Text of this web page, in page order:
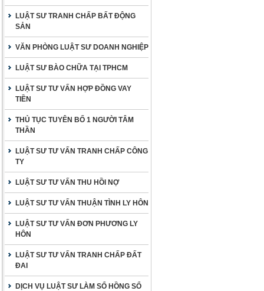
LUẬT SƯ TRANH CHẤP BẤT ĐỘNG
SẢN
VĂN PHÒNG LUẬT SƯ DOANH NGHIỆP
LUẬT SƯ BÀO CHỮA TẠI TPHCM
LUẬT SƯ TƯ VẤN HỢP ĐỒNG VAY
TIỀN
THỦ TỤC TUYÊN BỐ 1 NGƯỜI TÂM
THẦN
LUẬT SƯ TƯ VẤN TRANH CHẤP CÔNG
TY
LUẬT SƯ TƯ VẤN THU HỒI NỢ
LUẬT SƯ TƯ VẤN THUẬN TÌNH LY HÔN
LUẬT SƯ TƯ VẤN ĐƠN PHƯƠNG LY
HÔN
LUẬT SƯ TƯ VẤN TRANH CHẤP ĐẤT
ĐAI
DỊCH VỤ LUẬT SƯ LÀM SỔ HỒNG SỔ